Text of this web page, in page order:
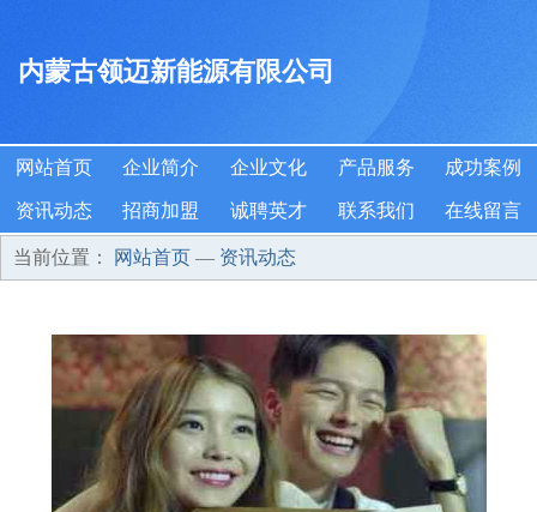
内蒙古领迈新能源有限公司
网站首页 企业简介 企业文化 产品服务 成功案例
资讯动态 招商加盟 诚聘英才 联系我们 在线留言
当前位置： 网站首页 — 资讯动态